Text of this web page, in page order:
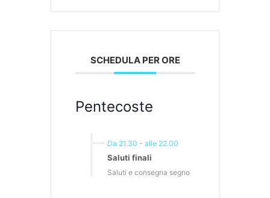
SCHEDULA PER ORE
Pentecoste
Da 21.30 - alle 22.00
Saluti finali
Saluti e consegna segno